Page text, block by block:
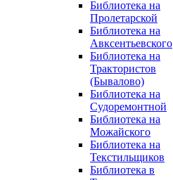
Библиотека на
Пролетарской
Библиотека на
Авксентьевского
Библиотека на
Трактористов
(Бывалово)
Библиотека на
Судоремонтной
Библиотека на
Можайского
Библиотека на
Текстильщиков
Библиотека в